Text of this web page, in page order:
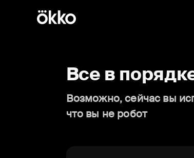
Все в
Возможно, сейчас вы
что вы не робот